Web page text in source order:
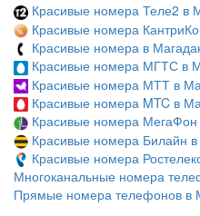
Красивые номера Теле2 в
Красивые номера
Красивые номера в
Красивые номера МГТС в
Красивые номера МТТ в
Красивые номера MTC в
Красивые номера
Красивые номера Билайн
Красивые номера
Многоканальные номера
Прямые номера телефонов в